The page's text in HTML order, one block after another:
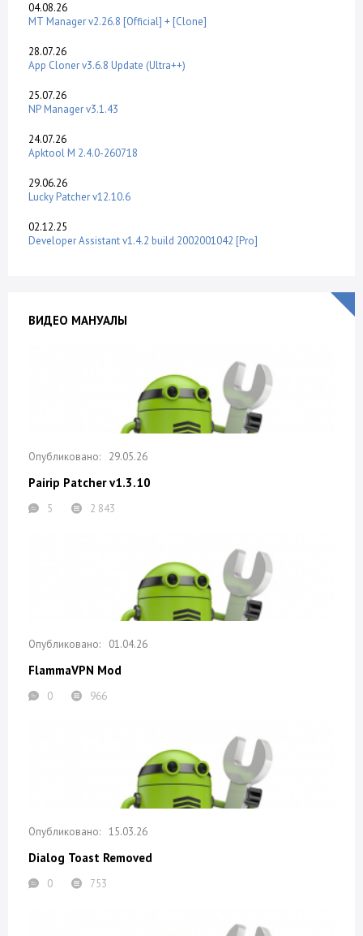
04.08.26
MT Manager v2.26.8 [Official] + [Clone]
28.07.26
App Cloner v3.6.8 Update (Ultra++)
25.07.26
NP Manager v3.1.43
24.07.26
Apktool M 2.4.0-260718
29.06.26
Lucky Patcher v12.10.6
02.12.25
Developer Assistant v1.4.2 build 2002001042 [Pro]
ВИДЕО МАНУАЛЫ
29.05.26
Pairip Patcher v1.3.10
5 2 843
01.04.26
FlammaVPN Mod
0 966
15.03.26
Dialog Toast Removed
0 753